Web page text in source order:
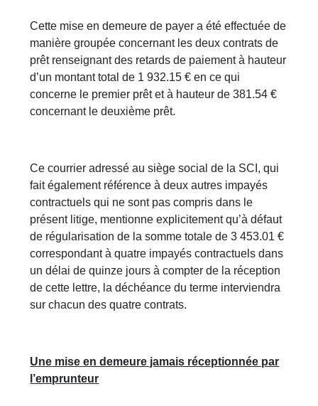
Cette mise en demeure de payer a été effectuée de
manière groupée concernant les deux contrats de
prêt renseignant des retards de paiement à hauteur
d’un montant total de 1 932.15 € en ce qui
concerne le premier prêt et à hauteur de 381.54 €
concernant le deuxième prêt.
Ce courrier adressé au siège social de la SCI, qui
fait également référence à deux autres impayés
contractuels qui ne sont pas compris dans le
présent litige, mentionne explicitement qu’à défaut
de régularisation de la somme totale de 3 453.01 €
correspondant à quatre impayés contractuels dans
un délai de quinze jours à compter de la réception
de cette lettre, la déchéance du terme interviendra
sur chacun des quatre contrats.
Une mise en demeure jamais réceptionnée par
l’emprunteur